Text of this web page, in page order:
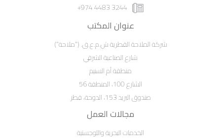
3244 4483 974+
عنوان المكتب
شركة الملاحة القطرية ش.م.ع.ق. ("ملاحة")
شارع الصناعية الشرقي
منطقة أم السنيم
الشارع 100، المنطقة 56
صندوق البريد 153، الدوحة، قطر
مجالات العمل
الخدمات البحرية واللوجستية